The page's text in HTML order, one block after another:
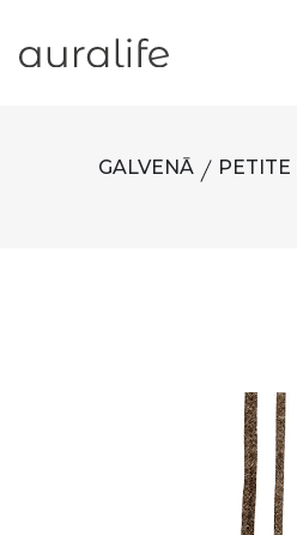
GALVENĀ PETITE